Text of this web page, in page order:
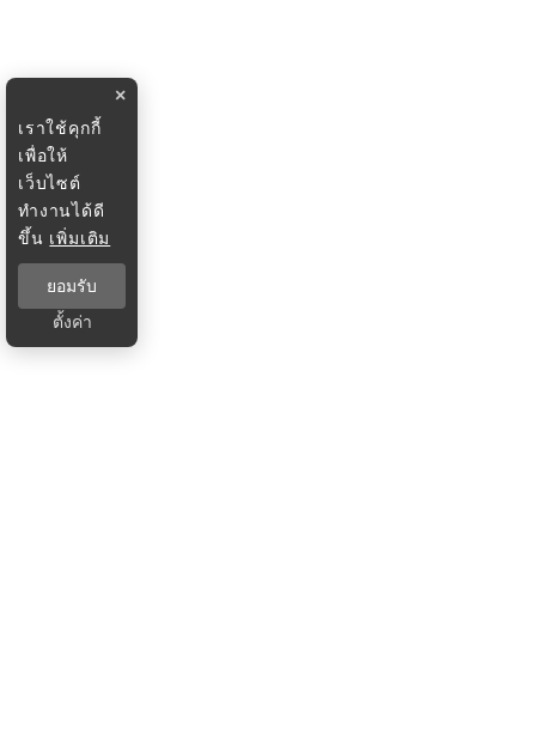
×
เราใช้คุกกี้
เพื่อให้
เว็บไซต์
ทำงานได้ดี
ขึ้น เพิ่มเติม
ยอมรับ
ตั้งค่า